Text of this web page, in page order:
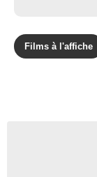
Films à l'affiche